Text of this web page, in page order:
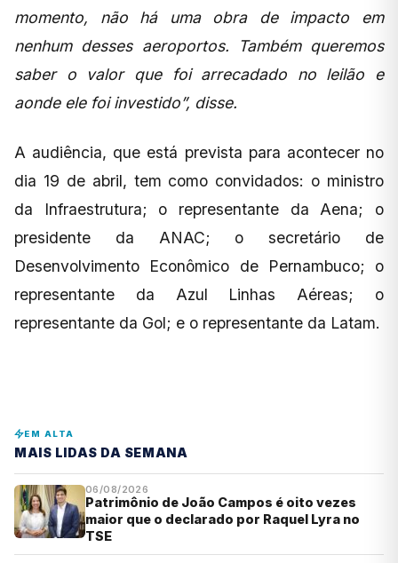
momento, não há uma obra de impacto em
nenhum desses aeroportos. Também queremos
saber o valor que foi arrecadado no leilão e
aonde ele foi investido”, disse.
A audiência, que está prevista para acontecer no
dia 19 de abril, tem como convidados: o ministro
da Infraestrutura; o representante da Aena; o
presidente da ANAC; o secretário de
Desenvolvimento Econômico de Pernambuco; o
representante da Azul Linhas Aéreas; o
representante da Gol; e o representante da Latam.
EM ALTA
MAIS LIDAS DA SEMANA
06/08/2026
Patrimônio de João Campos é oito vezes
maior que o declarado por Raquel Lyra no
TSE